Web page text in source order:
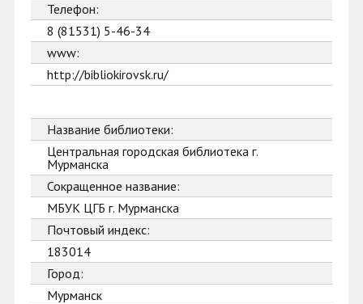
Телефон:
8 (81531) 5-46-34
www:
http://bibliokirovsk.ru/
Название библиотеки:
Центральная городская библиотека г.
Мурманска
Сокращенное название:
МБУК ЦГБ г. Мурманска
Почтовый индекс:
183014
Город:
Мурманск